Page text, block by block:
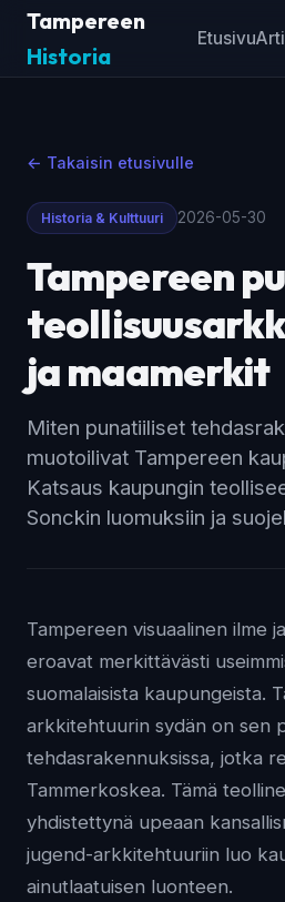
Tampereen
Historia
Etusivu
← Takaisin etusivulle
Historia & Kulttuuri 2026-05-30
Tampereen
ja maamerkit
Miten punatiiliset
muotoilivat Tampereen
Katsaus kaupungin
Sonckin luomuksiin ja
Tampereen visuaalinen ilme
eroavat merkittävästi
suomalaisista kaupungeista.
arkkitehtuurin sydän on sen
tehdasrakennuksissa, jotka
Tammerkoskea. Tämä
yhdistettynä upeaan
jugend-arkkitehtuuriin luo
ainutlaatuisen luonteen.